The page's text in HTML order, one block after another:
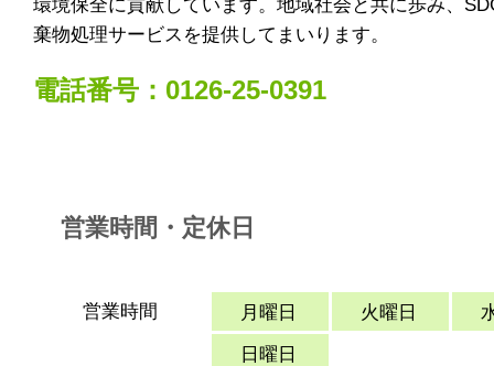
環境保全に貢献しています。地域社会と共に歩み、
棄物処理サービスを提供してまいります。
電話番号：0126-25-0391
営業時間・定休日
営業時間 月曜日 火曜日
日曜日